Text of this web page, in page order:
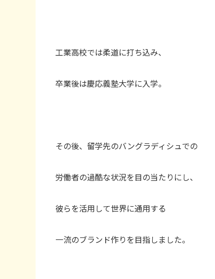
工業高校では柔道に打ち込み、
卒業後は慶応義塾大学に入学。
その後、留学先のバングラディシュでの
労働者の過酷な状況を目の当たりにし、
彼らを活用して世界に通用する
一流のブランド作りを目指しました。